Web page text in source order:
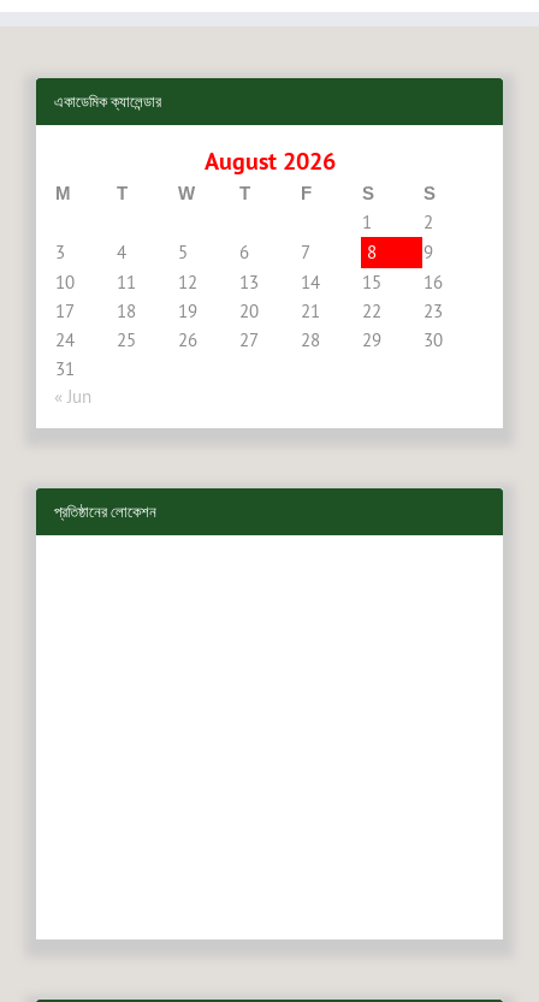
একাডেমিক ক্যালেন্ডার
August 2026
M T W T F S S
1
2
3
4 5 6 7 8
9
10
11 12 13 14 15
16
17
18 19 20 21 22
23
24
25 26 27 28 29
30
31
« Jun
প্রতিষ্ঠানের লোকেশন